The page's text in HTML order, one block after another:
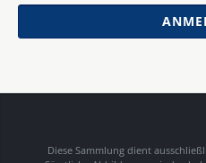
Diese Sammlung dient